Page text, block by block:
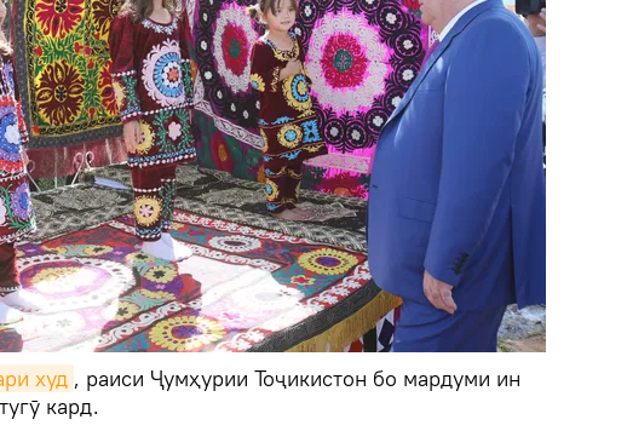
худ , раиси Ҷумҳурии Тоҷикистон бо мардуми ин
кард.